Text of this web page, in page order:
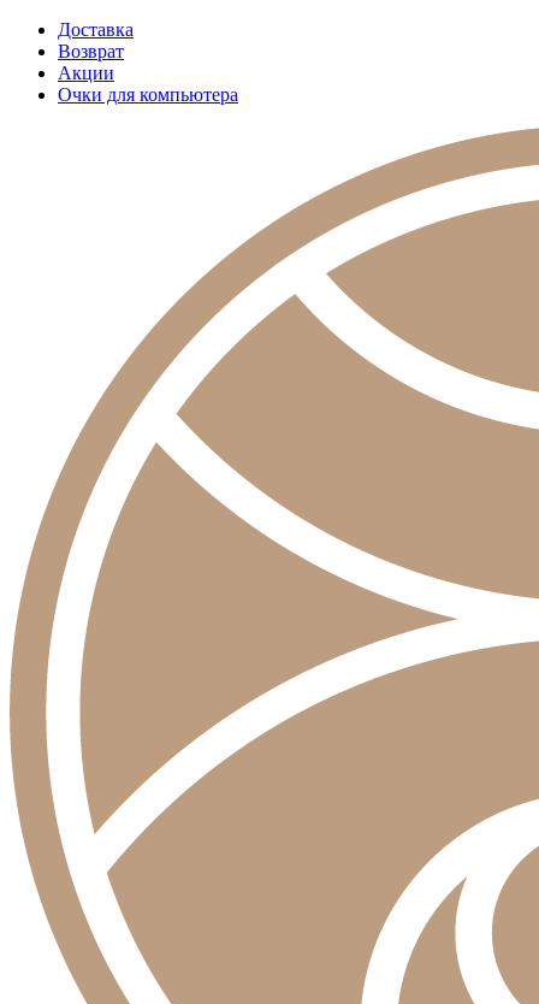
Доставка
Возврат
Акции
Очки для компьютера